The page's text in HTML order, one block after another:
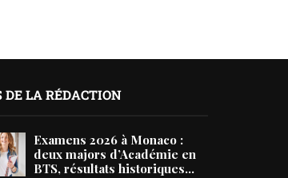
DE LA RÉDACTION
Examens 2026 à Monaco :
deux majors d’Académie en
BTS, résultats historiques...